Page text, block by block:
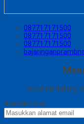
087717171500
087717171500
087717171500
Selamat datang
Alamat Email